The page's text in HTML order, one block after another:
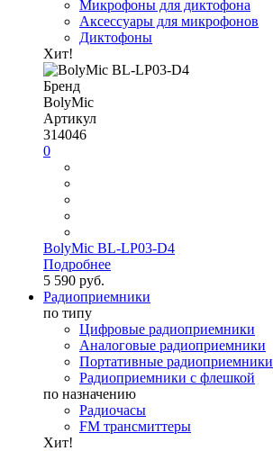
Микрофоны для диктофона
Аксессуары для микрофонов
Диктофоны
Хит!
Бренд
BolyMic
Артикул
314046
0
BolyMic BL-LP03-D4
Подробнее
5 590 руб.
Радиоприемники
по типу
Цифровые радиоприемники
Аналоговые радиоприемники
Портативные радиоприемники
Радиоприемники с флешкой
по назначению
Радиочасы
FM трансмиттеры
Хит!